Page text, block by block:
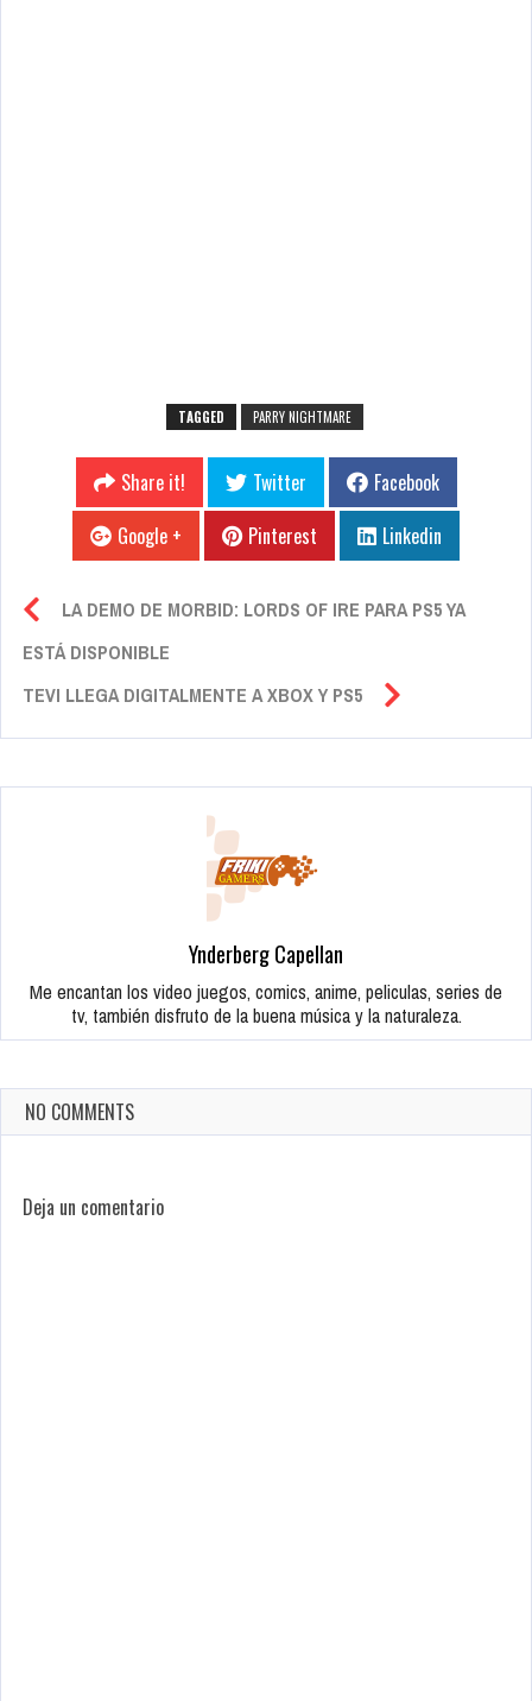
TAGGED PARRY NIGHTMARE
Share it! Twitter
Facebook
Google +
Pinterest Linkedin
LA DEMO DE MORBID: LORDS OF IRE PARA PS5 YA
ESTÁ DISPONIBLE
TEVI LLEGA DIGITALMENTE A XBOX Y PS5
Ynderberg Capellan
Me encantan los video juegos, comics, anime, peliculas, series de
tv, también disfruto de la buena música y la naturaleza.
NO COMMENTS
Deja un comentario